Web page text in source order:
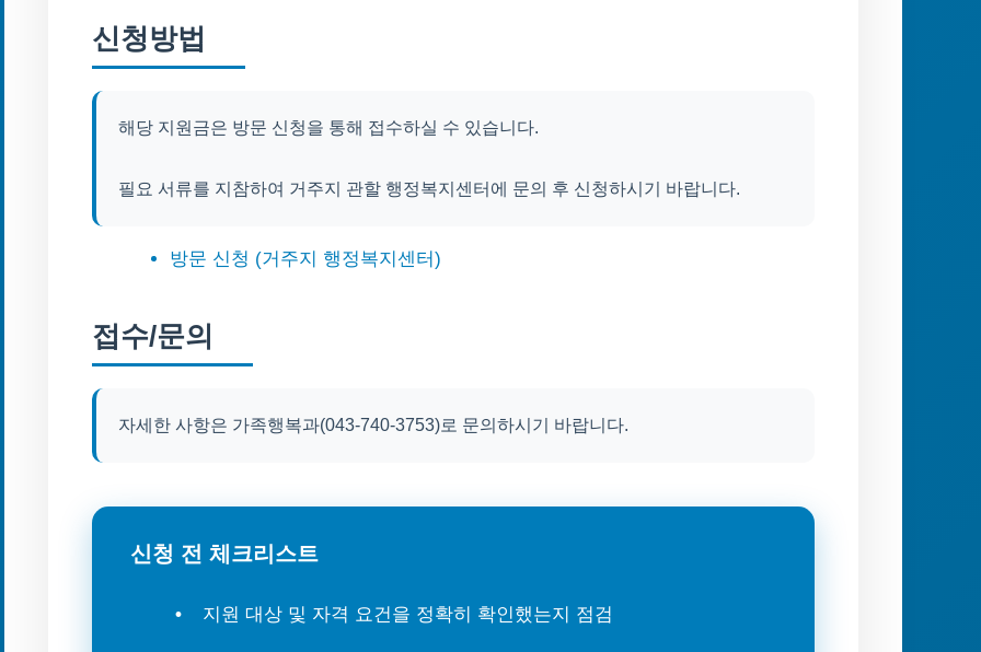
신청방법
해당 지원금은 방문 신청을 통해 접수하실 수 있습니다.
필요 서류를 지참하여 거주지 관할 행정복지센터에 문의 후 신청하시기 바랍니다.
방문 신청 (거주지 행정복지센터)
접수/문의
자세한 사항은 가족행복과(043-740-3753)로 문의하시기 바랍니다.
신청 전 체크리스트
지원 대상 및 자격 요건을 정확히 확인했는지 점검